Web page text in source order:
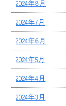
2024年8月
2024年7月
2024年6月
2024年5月
2024年4月
2024年3月